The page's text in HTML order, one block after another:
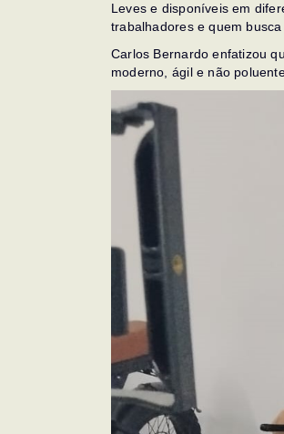
Leves e disponíveis em
trabalhadores e quem
Carlos Bernardo enfatizou
moderno, ágil e não